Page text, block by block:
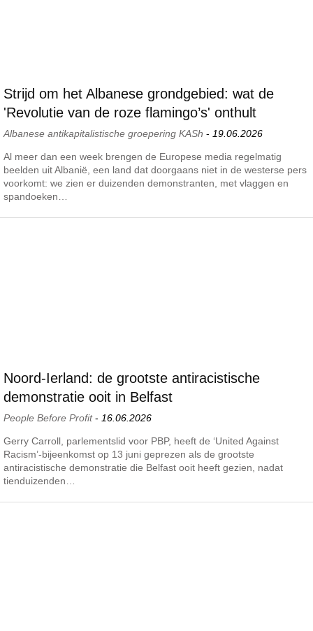
Strijd om het Albanese grondgebied: wat de
'Revolutie van de roze flamingo’s' onthult
Albanese antikapitalistische groepering KASh - 19.06.2026
Al meer dan een week brengen de Europese media regelmatig
beelden uit Albanië, een land dat doorgaans niet in de westerse pers
voorkomt: we zien er duizenden demonstranten, met vlaggen en
spandoeken…
Noord-Ierland: de grootste antiracistische
demonstratie ooit in Belfast
People Before Profit- 16.06.2026
Gerry Carroll, parlementslid voor PBP, heeft de ‘United Against
Racism’-bijeenkomst op 13 juni geprezen als de grootste
antiracistische demonstratie die Belfast ooit heeft gezien, nadat
tienduizenden…